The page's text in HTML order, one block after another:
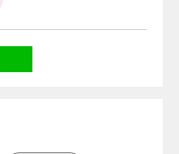
วิทยาศาสตร์ทั่วไป